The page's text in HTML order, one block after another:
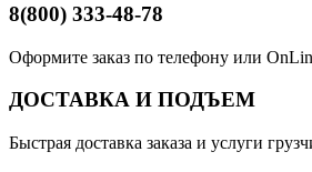
8(800) 333-48-78
Оформите заказ по телефону или
ДОСТАВКА И ПОДЪЕМ
Быстрая доставка заказа и услуги